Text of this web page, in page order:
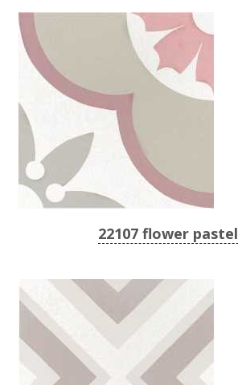
22107 flower pastel